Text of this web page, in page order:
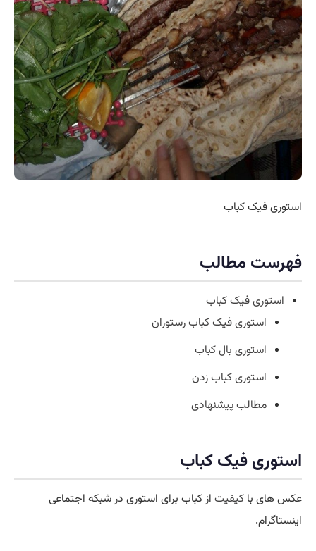
استوری فیک کباب
فهرست مطالب
استوری فیک کباب
استوری فیک کباب رستوران
استوری بال کباب
استوری کباب زدن
مطالب پیشنهادی
استوری فیک کباب
عکس های با کیفیت از کباب برای استوری در شبکه اجتماعی
اینستاگرام.